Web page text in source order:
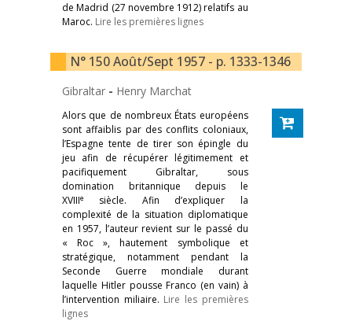
de Madrid (27 novembre 1912) relatifs au
Maroc. Lire les premières lignes
N° 150 Août/Sept 1957 - p. 1333-1346
Gibraltar - Henry Marchat
Alors que de nombreux États européens
sont affaiblis par des conflits coloniaux,
l’Espagne tente de tirer son épingle du
jeu afin de récupérer légitimement et
pacifiquement Gibraltar, sous
domination britannique depuis le
XVIIIe
siècle. Afin d’expliquer la
complexité de la situation diplomatique
en 1957, l’auteur revient sur le passé du
« Roc », hautement symbolique et
stratégique, notamment pendant la
Seconde Guerre mondiale durant
laquelle Hitler pousse Franco (en vain) à
l’intervention miliaire. Lire les premières
lignes